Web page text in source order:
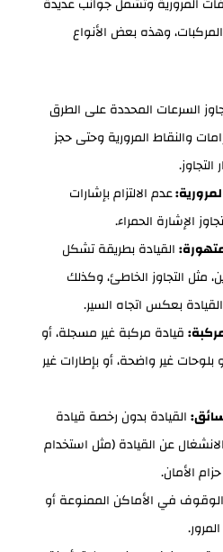
وهذه بعض الأنواع
السرعات المحددة على الطرق
والنقاط المرورية وحتى حجز
عدم الالتزام بإشارات
الإشارة الحمراء.
القيادة بطريقة تشكل
مثل التجاوز الخاطئ، وكذلك
بعكس اتجاه السير.
قيادة مركبة غير مسجلة، أو
بلوحات غير واضحة، أو بإطارات غير
القيادة بدون رخصة قيادة
عن القيادة (مثل استخدام
الأمان.
الوقوف في الأماكن الممنوعة أو